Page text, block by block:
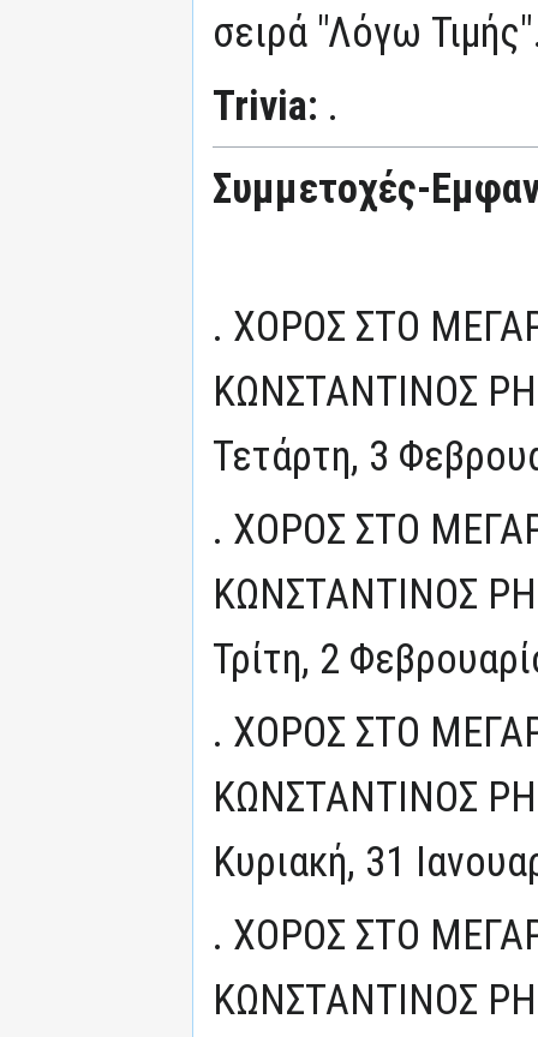
σειρά "Λόγω
Trivia: .
Συμμετοχές-
. ΧΟΡΟΣ ΣΤΟ
ΚΩΝΣΤΑΝΤΙΝΟΣ
Τετάρτη, 3
. ΧΟΡΟΣ ΣΤΟ
ΚΩΝΣΤΑΝΤΙΝΟΣ
Τρίτη, 2
. ΧΟΡΟΣ ΣΤΟ
ΚΩΝΣΤΑΝΤΙΝΟΣ
Κυριακή, 31
. ΧΟΡΟΣ ΣΤΟ
ΚΩΝΣΤΑΝΤΙΝΟΣ